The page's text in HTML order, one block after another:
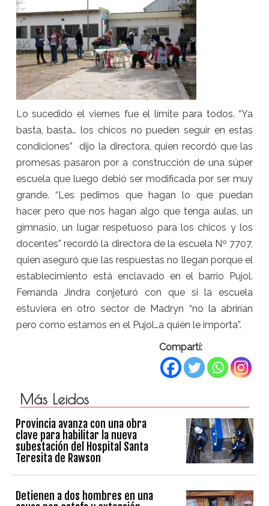
Lo sucedido el viernes fue el límite para todos. “Ya
basta, basta… los chicos no pueden seguir en estas
condiciones” dijo la directora, quien recordó que las
promesas pasaron por a construcción de una súper
escuela que luego debió ser modificada por ser muy
grande. “Les pedimos que hagan lo que puedan
hacer pero que nos hagan algo que tenga aulas, un
gimnasio, un lugar respetuoso para los chicos y los
docentes” recordó la directora de la escuela Nº 7707,
quien aseguró que las respuestas no llegan porque el
establecimiento está enclavado en el barrio Pujol.
Fernanda Jindra conjeturó con que si la escuela
estuviera en otro sector de Madryn “no la abrirían
pero como estamos en el Pujol…a quién le importa”.
Compartí:
Más Leidos
Provincia avanza con una obra
clave para habilitar la nueva
subestación del Hospital Santa
Teresita de Rawson
Detienen a dos hombres en una